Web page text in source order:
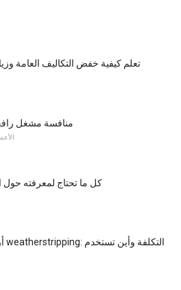
تعلم كيفية خفض التكاليف العامة
منافسة مشغل
كل ما تحتاج لمعرفته حول
أربعة أنواع weatherstripping: التكلفة وأين تستخدم